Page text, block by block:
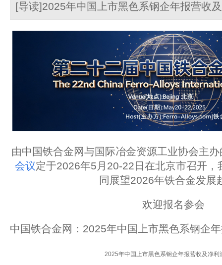
[导读]2025年中国上市黑色系钢企年报营收
由中国铁合金网与国际冶金资源工业协会主办
会议定于2026年5月20-22日在北京市召开，
同展望2026年铁合金发展
欢迎报名参会
中国铁合金网： 2025年中国上市黑色系钢企
2025年中国上市黑色系钢企年报营收及净利